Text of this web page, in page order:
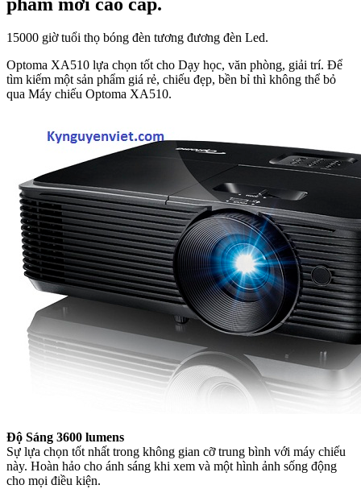
15000 giờ tuổi thọ bóng đèn tương đương đèn Led.
Optoma XA510 lựa chọn tốt cho Dạy học, văn phòng, giải trí. Để
tìm kiếm một sản phẩm giá rẻ, chiếu đẹp, bền bỉ thì không thể bỏ
qua Máy chiếu Optoma XA510.
Độ Sáng 3600 lumens
Sự lựa chọn tốt nhất trong không gian cỡ trung bình với máy chiếu
này. Hoàn hảo cho ánh sáng khi xem và một hình ảnh sống động
cho mọi điều kiện.